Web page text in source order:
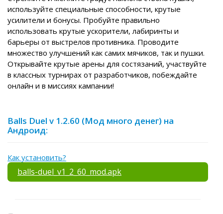
используйте специальные способности, крутые
усилители и бонусы. Пробуйте правильно
использовать крутые ускорители, лабиринты и
барьеры от выстрелов противника. Проводите
множество улучшений как самих мячиков, так и пушки.
Открывайте крутые арены для состязаний, участвуйте
в классных турнирах от разработчиков, побеждайте
онлайн и в миссиях кампании!
Balls Duel v 1.2.60 (Мод много денег) на
Андроид:
Как установить?
balls-duel_v1_2_60_mod.apk